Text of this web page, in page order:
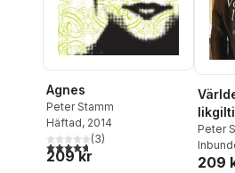
Agnes
Peter Stamm
Häftad, 2014
4,7utav 5 stjärnor. Totalt antal
(3)
209 kr
Peter
209